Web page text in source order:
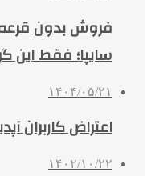
سایپا؛ فقط این
۱۴۰۴/۰۵/۲۱
اعتراض کاربران
۱۴۰۲/۱۰/۲۲